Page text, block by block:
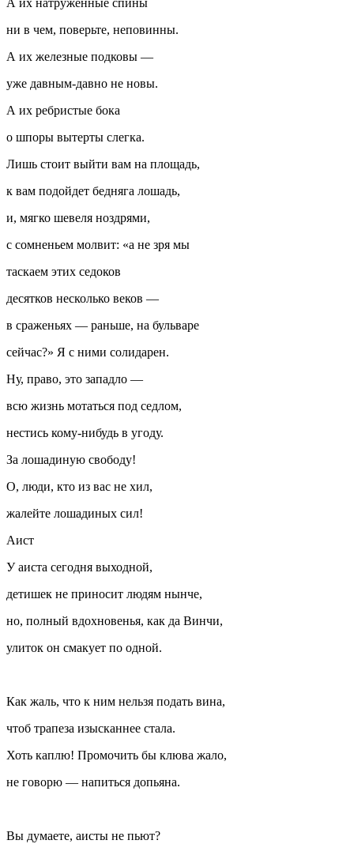
А их натруженные спины
ни в чем, поверьте, неповинны.
А их железные подковы —
уже давным-давно не новы.
А их ребристые бока
о шпоры вытерты слегка.
Лишь стоит выйти вам на площадь,
к вам подойдет бедняга лошадь,
и, мягко шевеля ноздрями,
с сомненьем молвит: «а не зря мы
таскаем этих седоков
десятков несколько веков —
в сраженьях — раньше, на бульваре
сейчас?» Я с ними солидарен.
Ну, право, это западло —
всю жизнь мотаться под седлом,
нестись кому-нибудь в угоду.
За лошадиную свободу!
О, люди, кто из вас не хил,
жалейте лошадиных сил!
Аист
У аиста сегодня выходной,
детишек не приносит людям нынче,
но, полный вдохновенья, как да Винчи,
улиток он смакует по одной.
Как жаль, что к ним нельзя подать вина,
чтоб трапеза изысканнее стала.
Хоть каплю! Промочить бы клюва жало,
не говорю — напиться допьяна.
Вы думаете, аисты не пьют?